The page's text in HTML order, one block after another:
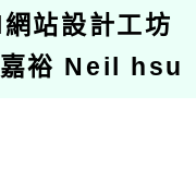
站設計工坊
裕 Neil hsu